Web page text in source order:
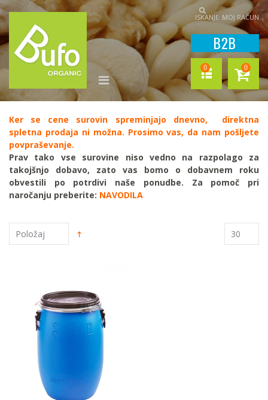
MOJ RAČUN
ISKANJE
B2B
0
0
Ker se cene surovin spreminjajo dnevno, direktna
spletna prodaja ni možna. Prosimo vas, da nam pošljete
povpraševanje.
Prav tako vse surovine niso vedno na razpolago za
takojšnjo dobavo, zato vas bomo o dobavnem roku
obvestili po potrdivi naše ponudbe. Za pomoč pri
naročanju preberite: NAVODILA